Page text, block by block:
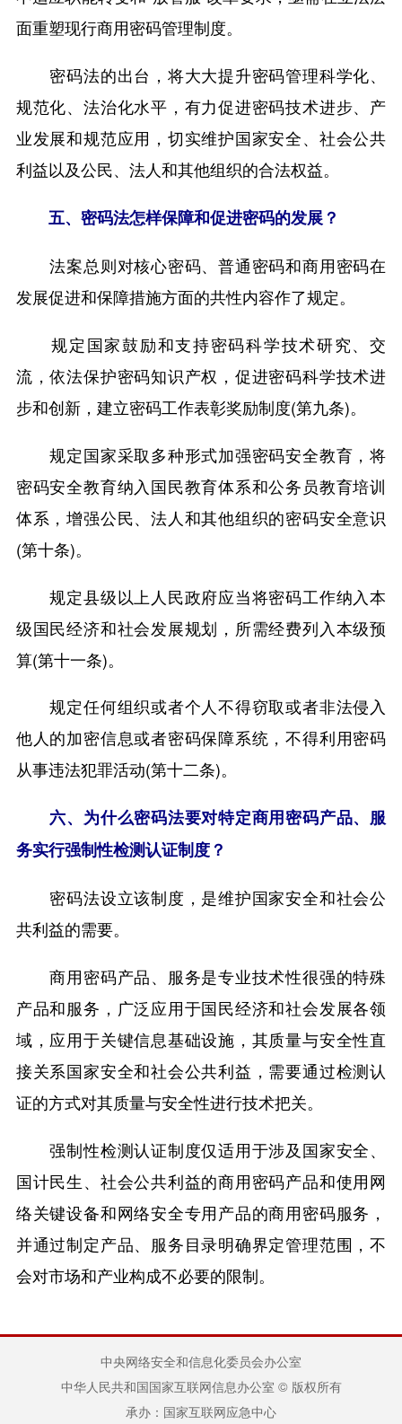
面重塑现行商用密码管理制度。
密码法的出台，将大大提升密码管理科学化、
规范化、法治化水平，有力促进密码技术进步、产
业发展和规范应用，切实维护国家安全、社会公共
利益以及公民、法人和其他组织的合法权益。
五、密码法怎样保障和促进密码的发展？
法案总则对核心密码、普通密码和商用密码在
发展促进和保障措施方面的共性内容作了规定。
规定国家鼓励和支持密码科学技术研究、交
流，依法保护密码知识产权，促进密码科学技术进
步和创新，建立密码工作表彰奖励制度(第九条)。
规定国家采取多种形式加强密码安全教育，将
密码安全教育纳入国民教育体系和公务员教育培训
体系，增强公民、法人和其他组织的密码安全意识
(第十条)。
规定县级以上人民政府应当将密码工作纳入本
级国民经济和社会发展规划，所需经费列入本级预
算(第十一条)。
规定任何组织或者个人不得窃取或者非法侵入
他人的加密信息或者密码保障系统，不得利用密码
从事违法犯罪活动(第十二条)。
六、为什么密码法要对特定商用密码产品、服
务实行强制性检测认证制度？
密码法设立该制度，是维护国家安全和社会公
共利益的需要。
商用密码产品、服务是专业技术性很强的特殊
产品和服务，广泛应用于国民经济和社会发展各领
域，应用于关键信息基础设施，其质量与安全性直
接关系国家安全和社会公共利益，需要通过检测认
证的方式对其质量与安全性进行技术把关。
强制性检测认证制度仅适用于涉及国家安全、
国计民生、社会公共利益的商用密码产品和使用网
络关键设备和网络安全专用产品的商用密码服务，
并通过制定产品、服务目录明确界定管理范围，不
会对市场和产业构成不必要的限制。
中央网络安全和信息化委员会办公室
中华人民共和国国家互联网信息办公室 © 版权所有
承办：国家互联网应急中心